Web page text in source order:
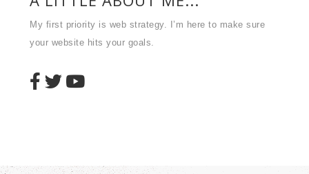
My first priority is web strategy. I’m here to make sure
your website hits your goals.